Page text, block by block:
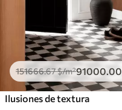
151666.67$/m²91000.00
Ilusiones de textura